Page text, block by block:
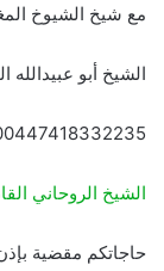
مع شيخ الشيوخ
الشيخ أبو عبيدالله
الشيخ الروحاني
حاجاتكم مقضية